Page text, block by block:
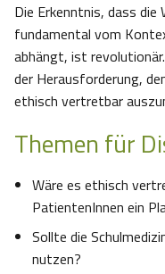
Die Erkenntnis, dass
fundamental vom
abhängt, ist
der Herausforderung,
ethisch vertretbar
Themen für
Wäre es ethisch
PatientenInnen ein
Sollte die
nutzen?